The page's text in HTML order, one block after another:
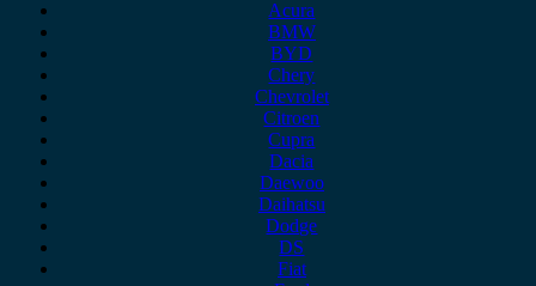
Acura
BMW
BYD
Chery
Chevrolet
Citroen
Cupra
Dacia
Daewoo
Daihatsu
Dodge
DS
Fiat